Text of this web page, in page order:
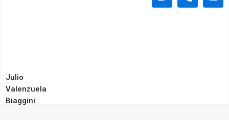
Julio
Valenzuela
Biaggini